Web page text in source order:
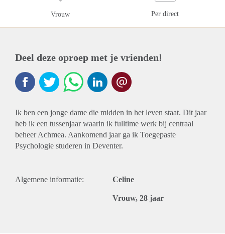
Vrouw Per direct
Deel deze oproep met je vrienden!
Ik ben een jonge dame die midden in het leven staat. Dit jaar
heb ik een tussenjaar waarin ik fulltime werk bij centraal
beheer Achmea. Aankomend jaar ga ik Toegepaste
Psychologie studeren in Deventer.
Algemene informatie: Celine
Vrouw, 28 jaar